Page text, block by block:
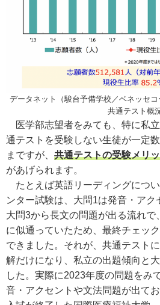
データネット（駿台予備学校／ベネッセ
共通テスト概
医学部志望者をみても、特に私
通テストを受験しない生徒が一定
まですが、 共通テストの受験メリ
があげられます。
たとえば英語リーディングについ
ンター試験は、大問1は発音・アク
大問3から長文の問題が出る流れで
に似通っていたため、最終チェッ
できました。それが、共通テスト
解だけになり、私立の出題傾向と
した。実際に2023年度の問題をみて
音・アクセントや文法問題が出て